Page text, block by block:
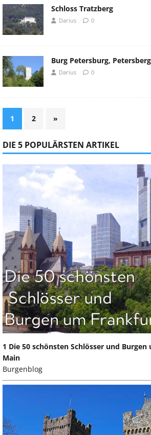
Schloss Tratzberg
Darius 0
Burg Petersburg, Petersberg
Darius 0
1 2 »
DIE 5 POPULÄRSTEN ARTIKEL
1 Die 50 schönsten Schlösser und
Main
Burgenblog